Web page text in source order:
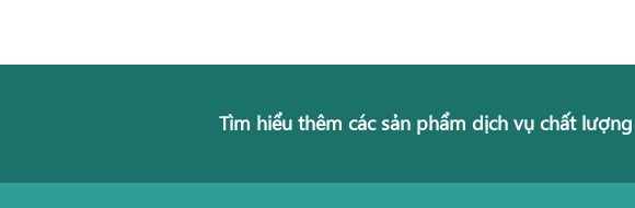
Tìm hiểu thêm các sản phẩm dịch vụ chất